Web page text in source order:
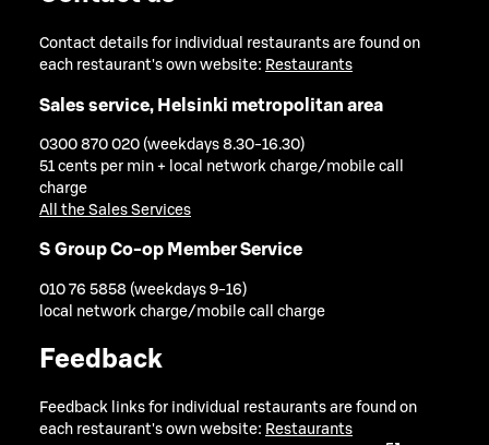
Contact details for individual restaurants are found on
each restaurant's own website: Restaurants
Sales service, Helsinki metropolitan area
0300 870 020 (weekdays 8.30-16.30)
51 cents per min + local network charge/mobile call
charge
All the Sales Services
S Group Co-op Member Service
010 76 5858 (weekdays 9-16)
local network charge/mobile call charge
Feedback
Feedback links for individual restaurants are found on
each restaurant's own website: Restaurants